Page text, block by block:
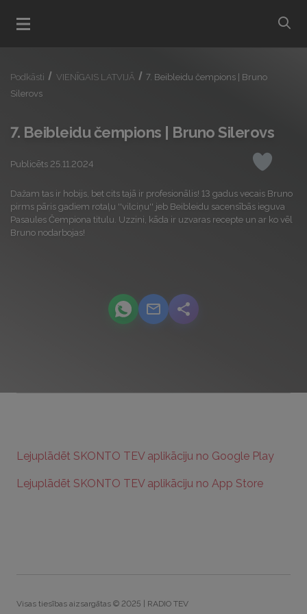
Atvert menu
Podkāsti VIENĪGAIS LATVIJĀ
7. Beibleidu čempions | Bruno
Silerovs
7. Beibleidu čempions | Bruno Silerovs
Publicēts 25.11.2024 Iepatikas
Dažam tas ir hobijs, bet cits tajā ir profesionālis! 13 gadus vecais Bruno
pirms pāris gadiem rotaļu ''vilciņu'' jeb Beibleidu sacensībās ieguva
Pasaules Čempiona titulu. Uzzini, kāda ir uzvaras recepte un ar ko vēl
Bruno nodarbojas!
podcast.share-title WhatsApp
podcast.share-title Email
podcast.share-title
Lejuplādēt SKONTO TEV aplikāciju no Google Play
Lejuplādēt SKONTO TEV aplikāciju no App Store
Visas tiesības aizsargātas © 2025 | RADIO TEV